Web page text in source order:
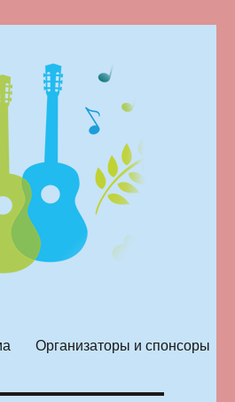
Организаторы и спонсоры